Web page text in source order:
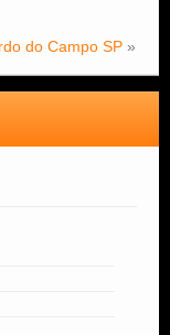
do Campo SP »